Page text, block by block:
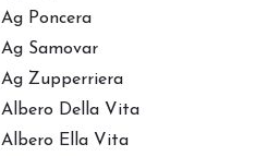
Ag Poncera
Ag Samovar
Ag Zupperriera
Albero Della Vita
Albero Ella Vita